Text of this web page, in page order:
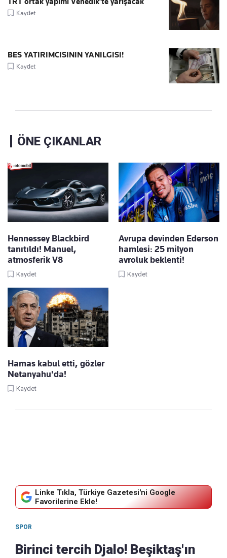
Kaydet
BES YATIRIMCISININ YANILGISI!
Kaydet
ÖNE ÇIKANLAR
Hennessey Blackbird
tanıtıldı! Manuel,
atmosferik V8
Kaydet
Avrupa devinden Ederson
hamlesi: 25 milyon
avroluk beklenti!
Kaydet
Hamas kabul etti, gözler
Netanyahu'da!
Kaydet
Linke Tıkla, Türkiye Gazetesi'ni Google
Favorilerine Ekle!
SPOR
Birinci tercih Djalo! Beşiktaş'ın